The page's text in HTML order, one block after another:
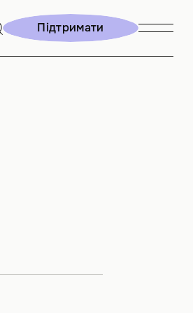
Підтримати
Підтримати